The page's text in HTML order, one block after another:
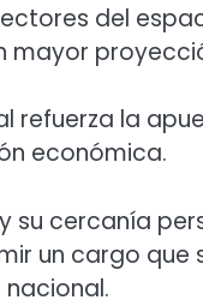
del
refuerza la
económica.
su cercanía
un cargo que